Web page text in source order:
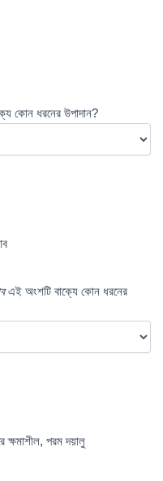
কোন ধরনের উপাদান?
এই অংশটি বাক্যে কোন ধরনের
ক্ষমাশীল, পরম দয়ালু